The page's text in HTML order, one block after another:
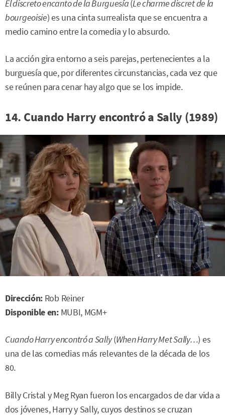
El discreto encanto de la Burguesía(Le charme discret de la
bourgeoisie) es una cinta surrealista que se encuentra a
medio camino entre la comedia y lo absurdo.
La acción gira entorno a seis parejas, pertenecientes a la
burguesía que, por diferentes circunstancias, cada vez que
se reúnen para cenar hay algo que se los impide.
14. Cuando Harry encontró a Sally (1989)
Dirección: Rob Reiner
Disponible en: MUBI, MGM+
Cuando Harry encontró a Sally(When Harry Met Sally…) es
una de las comedias más relevantes de la década de los
80.
Billy Cristal y Meg Ryan fueron los encargados de dar vida a
dos jóvenes, Harry y Sally, cuyos destinos se cruzan